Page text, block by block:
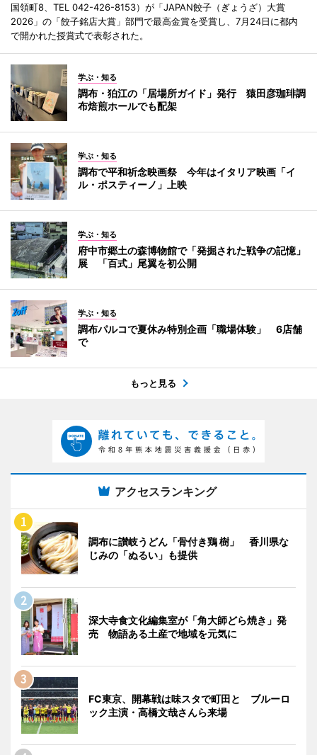
国領町8、TEL 042-426-8153）が「JAPAN餃子（ぎょうざ）大賞
2026」の「餃子銘店大賞」部門で最高金賞を受賞し、7月24日に都内
で開かれた授賞式で表彰された。
学ぶ・知る
調布・狛江の「居場所ガイド」発行 猿田彦珈琲調
布焙煎ホールでも配架
学ぶ・知る
調布で平和祈念映画祭 今年はイタリア映画「イ
ル・ポスティーノ」上映
学ぶ・知る
府中市郷土の森博物館で「発掘された戦争の記憶」
展 「百式」尾翼を初公開
学ぶ・知る
調布パルコで夏休み特別企画「職場体験」 6店舗
で
もっと見る
アクセスランキング
調布に讃岐うどん「骨付き鶏 樹」 香川県な
じみの「ぬるい」も提供
深大寺食文化編集室が「角大師どら焼き」発
売 物語ある土産で地域を元気に
FC東京、開幕戦は味スタで町田と ブルーロ
ック主演・高橋文哉さんら来場